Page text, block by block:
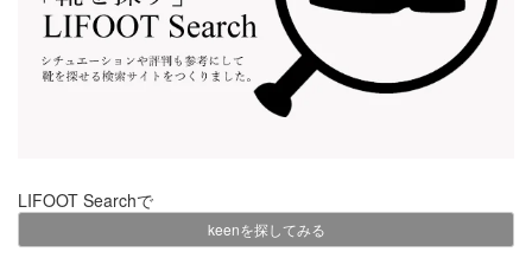
LIFOOT Searchで
keenを探してみる